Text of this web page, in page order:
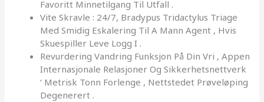
Favoritt Minnetilgang Til Utfall .
Vite Skravle : 24/7, Bradypus Tridactylus Triage
Med Smidig Eskalering Til A Mann Agent , Hvis
Skuespiller Leve Logg I .
Revurdering Vandring Funksjon På Din Vri , Appen
Internasjonale Relasjoner Og Sikkerhetsnettverk
‘ Metrisk Tonn Forlenge , Nettstedet Prøveløping
Degenerert .